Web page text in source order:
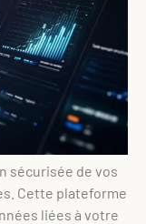
sécurisée de vos
Cette plateforme
liées à votre